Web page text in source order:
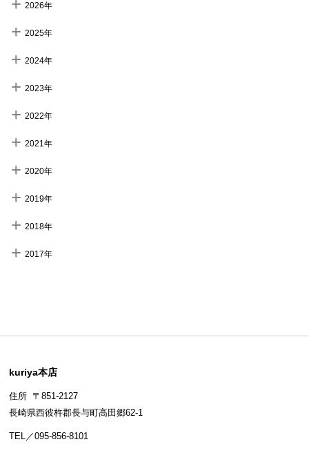
2026年
2025年
2024年
2023年
2022年
2021年
2020年
2019年
2018年
2017年
kuriya本店
住所 〒851-2127
長崎県西彼杵郡長与町高田郷62-1
TEL／095-856-8101